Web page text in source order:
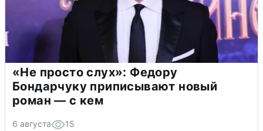
«Не просто слух»: Федору
Бондарчуку приписывают новый
роман — с кем
6 августа 15